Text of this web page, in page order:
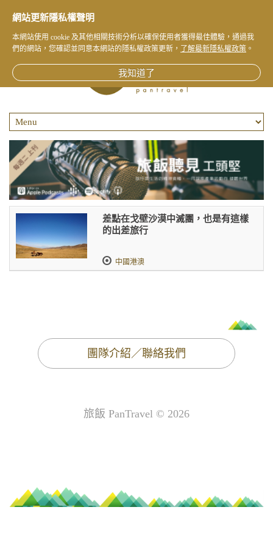
差點在戈壁沙漠中滅團，也是有這樣
的出差旅行
中國港澳
團隊介紹／聯絡我們
旅飯 PanTravel © 2026
網站更新隱私權聲明
本網站使用 cookie 及其他相關技術分析以確保使用者獲得最佳體驗，通過我
們的網站，您確認並同意本網站的隱私權政策更新，
了解最新隱私權政策 。
我知道了